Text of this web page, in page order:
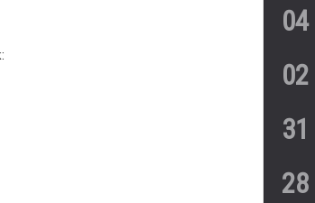
04
02
31
28